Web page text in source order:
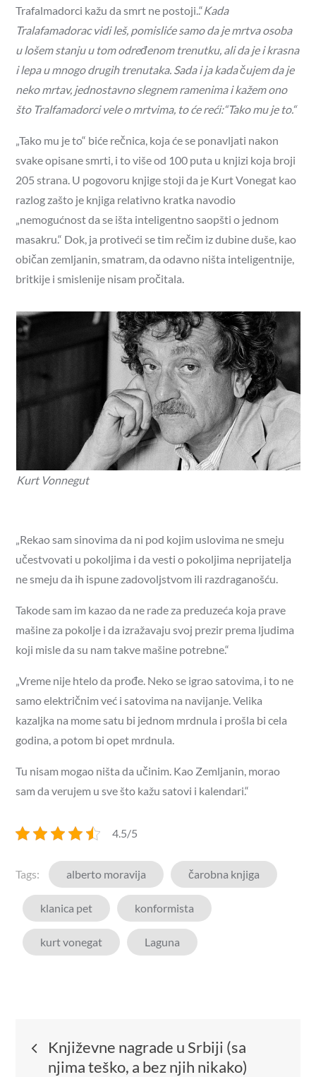
Trafalmadorci kažu da smrt ne postoji..“Kada
Tralafamadorac vidi leš, pomisliće samo da je mrtva osoba
u lošem stanju u tom određenom trenutku, ali da je i krasna
i lepa u mnogo drugih trenutaka. Sada i ja kada čujem da je
neko mrtav, jednostavno slegnem ramenima i kažem ono
što Tralfamadorci vele o mrtvima, to će reći:“Tako mu je to.“
„Tako mu je to“ biće rečnica, koja će se ponavljati nakon
svake opisane smrti, i to više od 100 puta u knjizi koja broji
205 strana. U pogovoru knjige stoji da je Kurt Vonegat kao
razlog zašto je knjiga relativno kratka navodio
„nemogućnost da se išta inteligentno saopšti o jednom
masakru.“ Dok, ja protiveći se tim rečim iz dubine duše, kao
običan zemljanin, smatram, da odavno ništa inteligentnije,
britkije i smislenije nisam pročitala.
Kurt Vonnegut
„Rekao sam sinovima da ni pod kojim uslovima ne smeju
učestvovati u pokoljima i da vesti o pokoljima neprijatelja
ne smeju da ih ispune zadovoljstvom ili razdraganošću.
Takode sam im kazao da ne rade za preduzeća koja prave
mašine za pokolje i da izražavaju svoj prezir prema ljudima
koji misle da su nam takve mašine potrebne.“
„Vreme nije htelo da prođe. Neko se igrao satovima, i to ne
samo električnim već i satovima na navijanje. Velika
kazaljka na mome satu bi jednom mrdnula i prošla bi cela
godina, a potom bi opet mrdnula.
Tu nisam mogao ništa da učinim. Kao Zemljanin, morao
sam da verujem u sve što kažu satovi i kalendari.“
4.5/5
Tags: alberto moravija čarobna knjiga
klanica pet konformista
kurt vonegat Laguna
Književne nagrade u Srbiji (sa
njima teško, a bez njih nikako)